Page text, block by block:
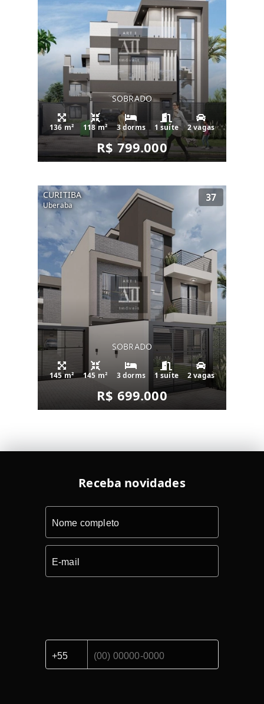
SOBRADO
136 m² 118 m² 3 dorms 1 suíte 2 vagas
R$ 799.000
CURITIBA
Uberaba
37
SOBRADO
145 m² 145 m² 3 dorms 1 suíte 2 vagas
R$ 699.000
Receba novidades